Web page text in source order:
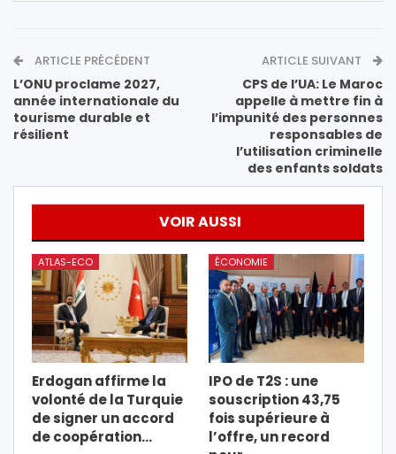
ARTICLE PRÉCÉDENT
L’ONU proclame 2027,
année internationale du
tourisme durable et
résilient
ARTICLE SUIVANT
CPS de l’UA: Le Maroc
appelle à mettre fin à
l’impunité des personnes
responsables de
l’utilisation criminelle
des enfants soldats
VOIR AUSSI
ATLAS-ECO
Erdogan affirme la
volonté de la Turquie
de signer un accord
de coopération…
ÉCONOMIE
IPO de T2S : une
souscription 43,75
fois supérieure à
l’offre, un record